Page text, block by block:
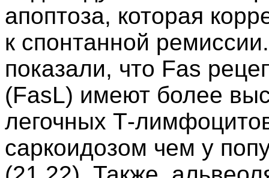
апоптоза, которая
к спонтанной
показали, что Fas
(FasL) имеют более
легочных Т-
саркоидозом чем у